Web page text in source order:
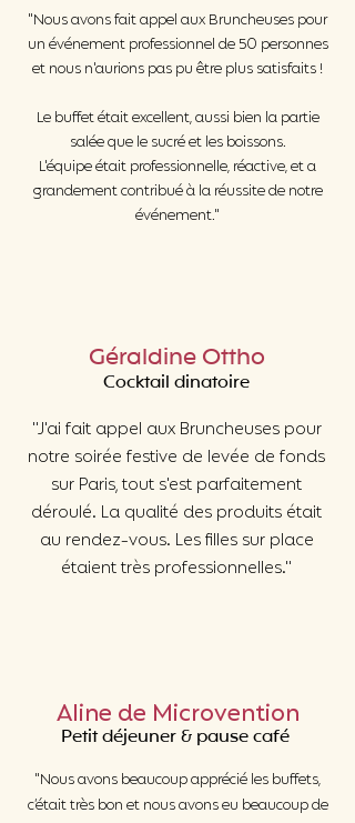
"Nous avons fait appel aux Bruncheuses pour
un événement professionnel de 50 personnes
et nous n'aurions pas pu être plus satisfaits !
Le buffet était excellent, aussi bien la partie
salée que le sucré et les boissons.
L'équipe était professionnelle, réactive, et a
grandement contribué à la réussite de notre
événement."
Géraldine Ottho
Cocktail dinatoire
"J'ai fait appel aux Bruncheuses pour
notre soirée festive de levée de fonds
sur Paris, tout s'est parfaitement
déroulé. La qualité des produits était
au rendez-vous. Les filles sur place
étaient très professionnelles."
Aline de Microvention
Petit déjeuner & pause café
"Nous avons beaucoup apprécié les buffets,
c’était très bon et nous avons eu beaucoup de